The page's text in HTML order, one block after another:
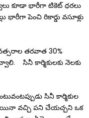
కూడా భారీగా టికెట్ ధరలు
భారీగా పెంచి రికార్డు వసూళ్లు
తరవాత 30%
సినీ కార్మికులకు నెలకు
సినీ కార్మికుల
అయినా వచ్చి పని చేయచ్చని ఒక